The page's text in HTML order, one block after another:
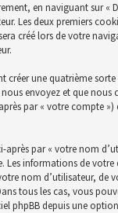
en naviguant sur
Les deux premiers
créé lors de votre
une quatrième
envoyez et que
par « votre compte
par « votre nom
Les informations de
nom d’utilisateur,
tous les cas, vous
phpBB depuis une